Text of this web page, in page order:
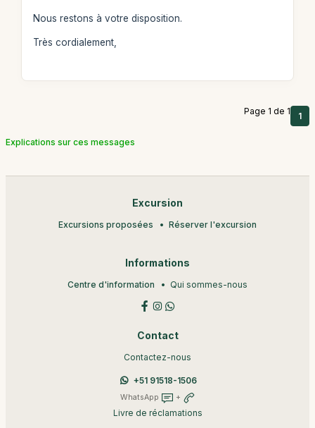
Nous restons à votre disposition.
Très cordialement,
Page 1 de 1 1
Explications sur ces messages
Excursion
Excursions proposées Réserver l'excursion
Informations
Centre d'information Qui sommes-nous
Contact
Contactez-nous
+51 91518-1506
WhatsApp +
Livre de réclamations